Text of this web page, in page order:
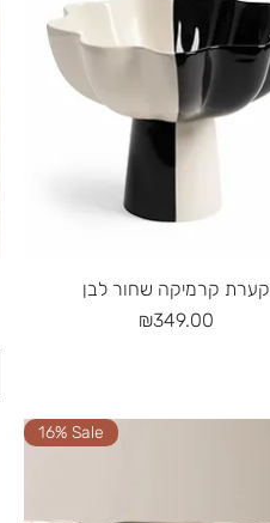
Quick View
קערת קרמיקה שחור לבן
Price
₪349.00
16% Sale